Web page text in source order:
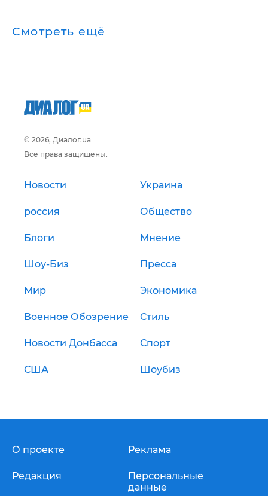
Смотреть ещё
© 2026, Диалог.ua
Все права защищены.
Новости Украина
россия Общество
Блоги Мнение
Шоу-Биз Пресса
Мир Экономика
Военное Обозрение Стиль
Новости Донбасса Спорт
США Шоубиз
О проекте
Редакция
Реклама
Персональные
данные